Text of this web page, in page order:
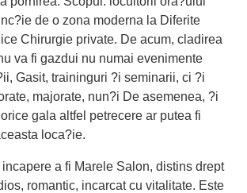
de o zona moderna la Diferite
Chirurgie private. De acum, cladirea
va fi gazdui nu numai evenimente
Gasit, traininguri ?i seminarii, ci ?i
majorate, nun?i De asemenea, ?i
gala altfel petrecere ar putea fi
loca?ie.
a fi Marele Salon, distins drept
romantic, incarcat cu vitalitate. Este